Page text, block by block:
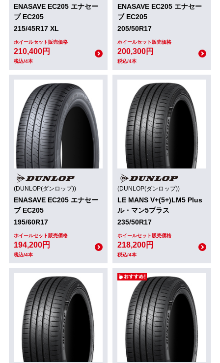
ENASAVE EC205 エナセー
ブ EC205
215/45R17 XL
ホイールセット販売価格
210,400円
税込/4本
ENASAVE EC205 エナセー
ブ EC205
205/50R17
ホイールセット販売価格
200,300円
税込/4本
(DUNLOP(ダンロップ))
ENASAVE EC205 エナセー
ブ EC205
195/60R17
ホイールセット販売価格
194,200円
税込/4本
(DUNLOP(ダンロップ))
LE MANS V+(5+)LM5 Plus
ル・マン5プラス
235/50R17
ホイールセット販売価格
218,200円
税込/4本